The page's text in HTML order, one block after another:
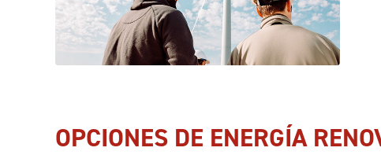
OPCIONES DE ENERGÍA